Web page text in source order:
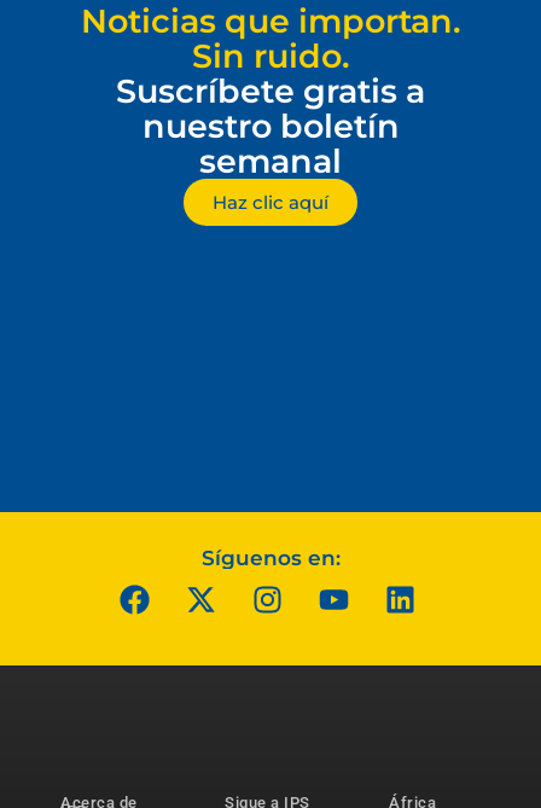
Noticias que importan.
Sin ruido.
Suscríbete gratis a
nuestro boletín
semanal
Haz clic aquí
Síguenos en:
Acerca de
Sigue a IPS
África